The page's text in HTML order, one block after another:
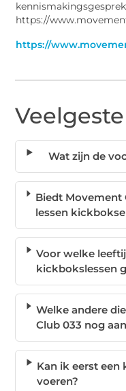
https://
https://
Wat zijn de
Biedt Movement
lessen
Voor welke
kickbokslessen
Welke andere
Club 033 nog
Kan ik eerst
voeren?